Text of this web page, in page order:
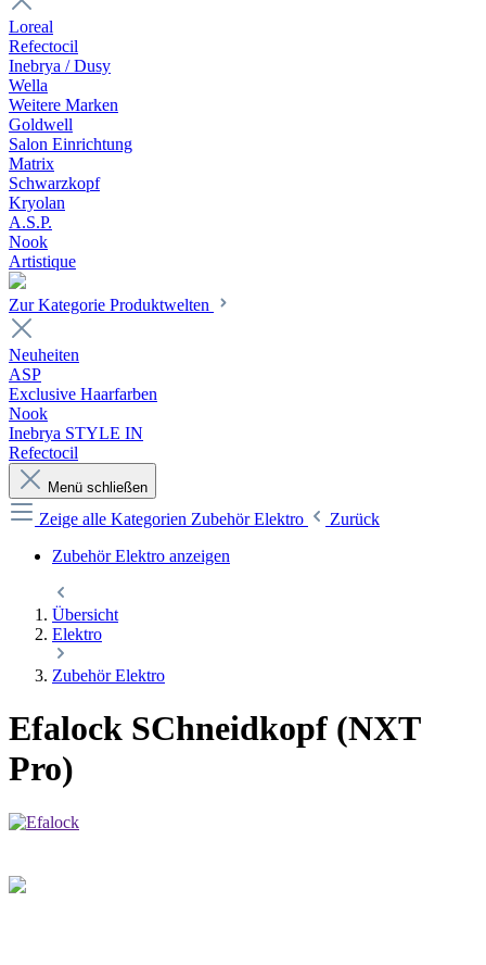
Loreal
Refectocil
Inebrya / Dusy
Wella
Weitere Marken
Goldwell
Salon Einrichtung
Matrix
Schwarzkopf
Kryolan
A.S.P.
Nook
Artistique
Zur Kategorie Produktwelten
Neuheiten
ASP
Exclusive Haarfarben
Nook
Inebrya STYLE IN
Refectocil
Menü schließen
Zeige alle Kategorien Zubehör Elektro
Zurück
Zubehör Elektro anzeigen
Übersicht
Elektro
Zubehör Elektro
Efalock SChneidkopf (NXT
Pro)